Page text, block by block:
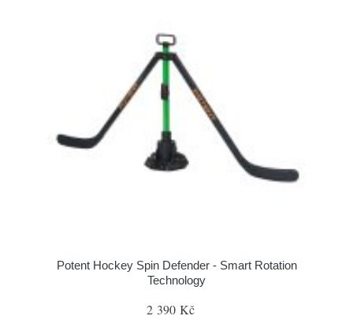
Potent Hockey Spin Defender - Smart Rotation
Technology
2 390 Kč